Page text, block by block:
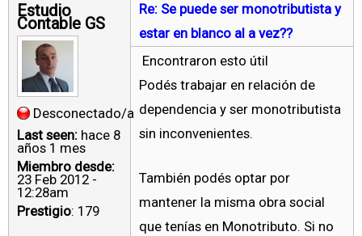
Estudio
Contable GS
Desconectado/a
Last seen: hace 8
años 1 mes
Miembro desde:
23 Feb 2012 -
12:28am
Prestigio: 179
Re: Se puede ser monotributista y
estar en blanco al a vez??
Encontraron esto útil
Podés trabajar en relación de
dependencia y ser monotributista
sin inconvenientes.
También podés optar por
mantener la misma obra social
que tenías en Monotributo. Si no